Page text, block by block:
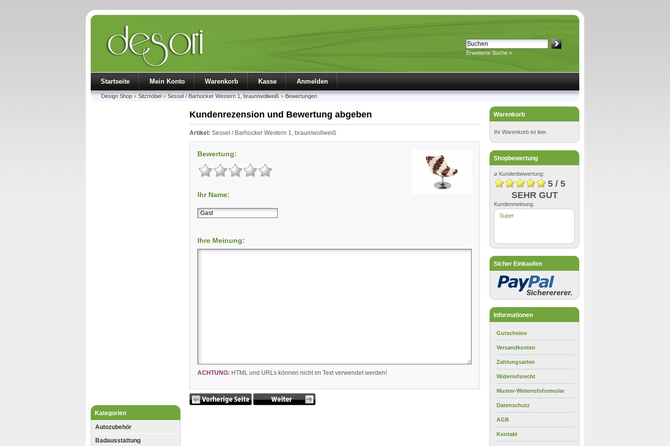
Erweiterte Suche »
Startseite Mein Konto Warenkorb Kasse Anmelden
Design Shop»Sitzmöbel»Sessel / Barhocker Western 1, braun/wollweiß»Bewertungen
Kategorien
Autozubehör
Badausstattung
Kundenrezension und Bewertung abgeben
Artikel: Sessel / Barhocker Western 1, braun/wollweiß
Bewertung:
Ihr Name:
Ihre Meinung:
ACHTUNG: HTML und URLs können nicht im Text verwendet werden!
Warenkorb
Ihr Warenkorb ist leer.
Shopbewertung
⌀ Kundenbewertung:
5 / 5
SEHR GUT
Kundenmeinung:
Super
Sicher Einkaufen
Informationen
Gutscheine
Versandkosten
Zahlungsarten
Widerrufsrecht
Muster-Widerrufsformular
Datenschutz
AGB
Kontakt